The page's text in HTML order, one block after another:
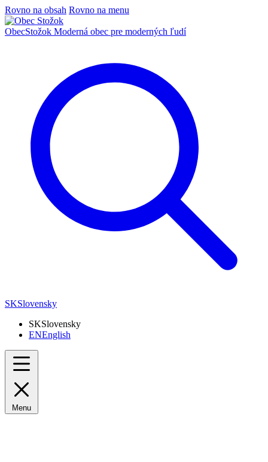
Rovno na obsah Rovno na menu
ObecStožok Moderná obec pre moderných ľudí
SKSlovensky
SKSlovensky
ENEnglish
Menu